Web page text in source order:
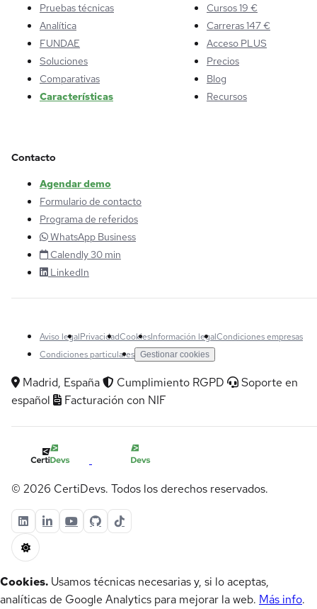
Pruebas técnicas
Analítica
FUNDAE
Soluciones
Comparativas
Características
Cursos 19 €
Carreras 147 €
Acceso PLUS
Precios
Blog
Recursos
Contacto
Agendar demo
Formulario de contacto
Programa de referidos
WhatsApp Business
Calendly 30 min
LinkedIn
Aviso legalPrivacidadCookiesInformación legalCondiciones empresas
Condiciones particulares Gestionar cookies
Madrid, España Cumplimiento RGPD
Soporte en
español
Facturación con NIF
© 2026 CertiDevs. Todos los derechos reservados.
Cookies. Usamos técnicas necesarias y, si lo aceptas,
analíticas de Google Analytics para mejorar la web. Más info.